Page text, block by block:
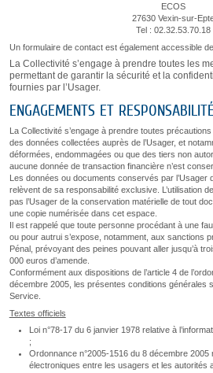
ECOS
27630 Vexin-sur-
Tel : 02.32.53.70.18
Un formulaire de contact est également accessible
La Collectivité s’engage à prendre toutes les
permettant de garantir la sécurité et la
fournies par l’Usager.
ENGAGEMENTS ET RESPONSABILITÉ
La Collectivité s’engage à prendre toutes
des données collectées auprès de l’Usager, et
déformées, endommagées ou que des tiers non
aucune donnée de transaction financière n’est
Les données ou documents conservés par
relèvent de sa responsabilité exclusive. L’utilisation
pas l’Usager de la conservation matérielle de tout
une copie numérisée dans cet espace.
Il est rappelé que toute personne procédant à une
ou pour autrui s’expose, notamment, aux sanctions
Pénal, prévoyant des peines pouvant aller jusqu’à
000 euros d’amende.
Conformément aux dispositions de l’article 4 de
décembre 2005, les présentes conditions générales
Service.
Textes officiels
Loi n°78-17 du 6 janvier 1978 relative à
;
Ordonnance n°2005-1516 du 8 décembre 2005
électroniques entre les usagers et les autorités